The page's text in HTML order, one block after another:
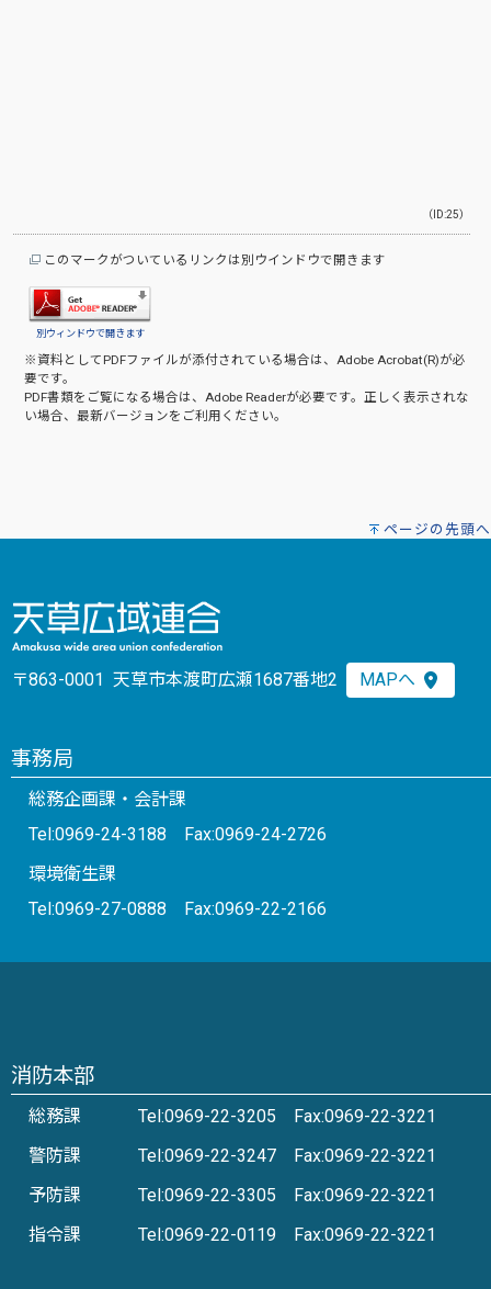
（ID:25）
このマークがついているリンクは別ウインドウで開きます
別ウィンドウで開きます
※資料としてPDFファイルが添付されている場合は、Adobe Acrobat(R)が必
要です。
PDF書類をご覧になる場合は、Adobe Readerが必要です。正しく表示されな
い場合、最新バージョンをご利用ください。
ページの先頭へ
〒863-0001 天草市本渡町広瀬1687番地2 MAPへ
事務局
総務企画課・会計課
Tel:0969-24-3188 Fax:0969-24-2726
環境衛生課
Tel:0969-27-0888 Fax:0969-22-2166
消防本部
総務課
Tel:0969-22-3205 Fax:0969-22-3221
警防課
Tel:0969-22-3247 Fax:0969-22-3221
予防課
Tel:0969-22-3305 Fax:0969-22-3221
指令課
Tel:0969-22-0119 Fax:0969-22-3221